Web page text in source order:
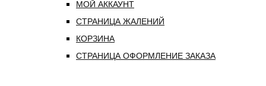
МОЙ АККАУНТ
СТРАНИЦА ЖАЛЕНИЙ
КОРЗИНА
СТРАНИЦА ОФОРМЛЕНИЕ ЗАКАЗА